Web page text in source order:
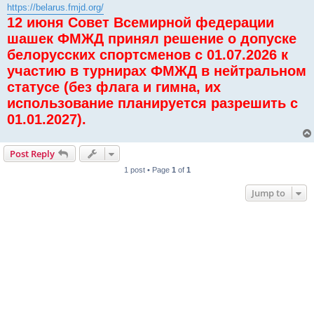
s
t
https://belarus.fmjd.org/
12 июня Совет Всемирной федерации
шашек ФМЖД принял решение о допуске
белорусских спортсменов с 01.07.2026 к
участию в турнирах ФМЖД в нейтральном
статусе (без флага и гимна, их
использование планируется разрешить с
01.01.2027).
Post Reply
1 post • Page 1 of 1
Jump to